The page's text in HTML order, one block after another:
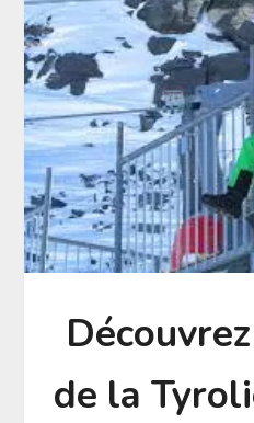
de la